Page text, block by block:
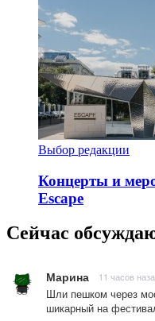
Выбор редакции
Концерты и
Escape
Сейчас
Марина 11 часов
Шли пешком через
шикарный на